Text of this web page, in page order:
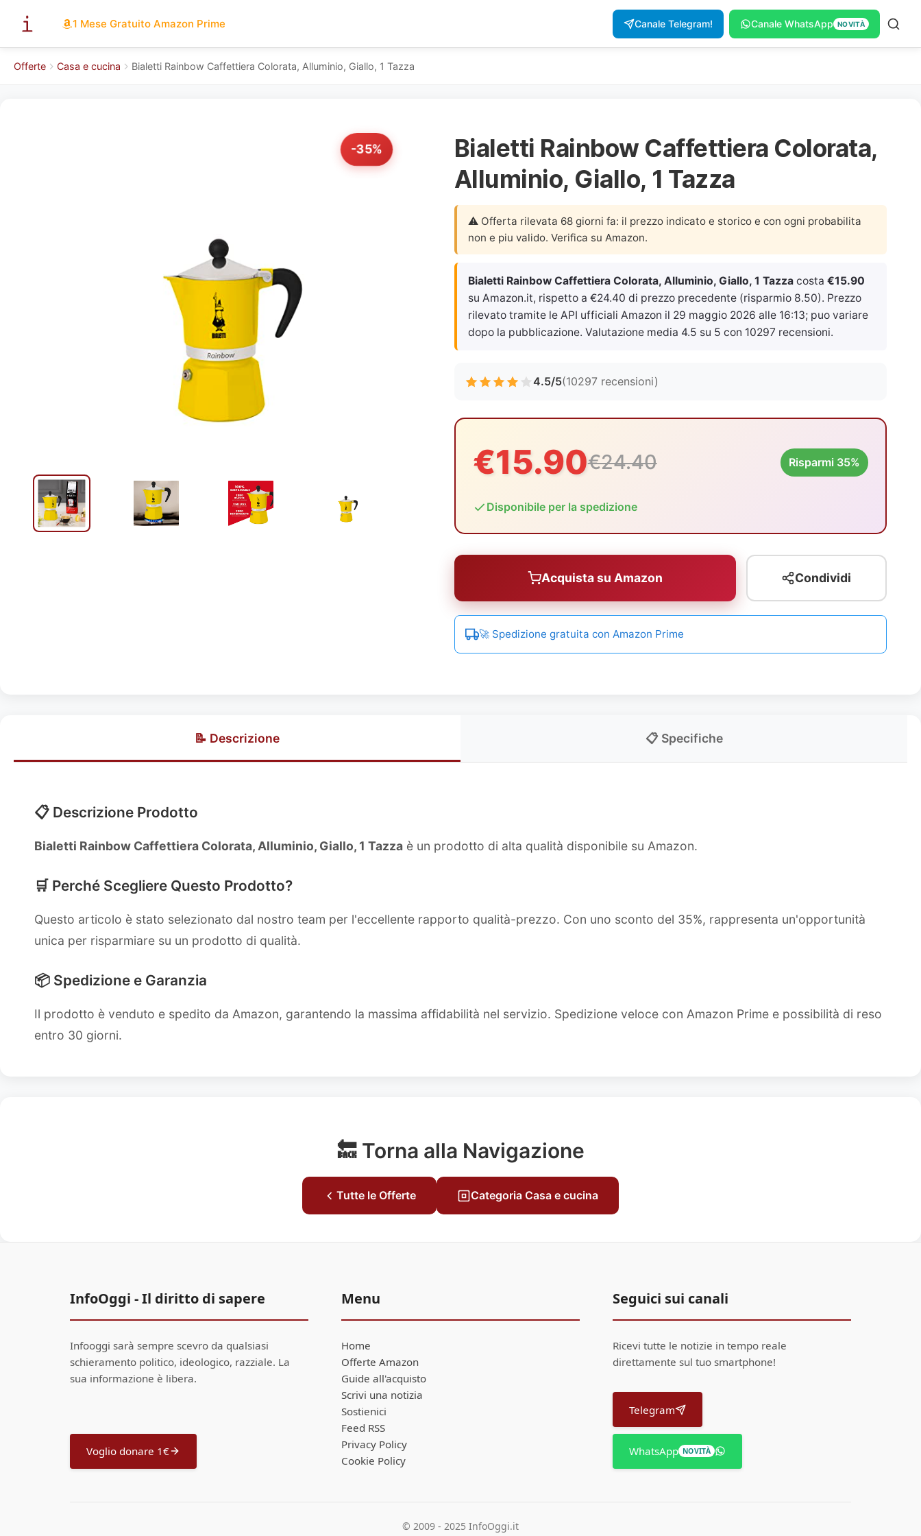
1 Mese Gratuito Amazon Prime Canale Telegram! Canale WhatsApp NOVITÀ
Offerte Casa e cucina Bialetti Rainbow Caffettiera Colorata, Alluminio, Giallo, 1 Tazza
-35%
Bialetti Rainbow Caffettiera Colorata,
Alluminio, Giallo, 1 Tazza
⚠️ Offerta rilevata 68 giorni fa: il prezzo indicato e storico e con ogni probabilita
non e piu valido. Verifica su Amazon.
Bialetti Rainbow Caffettiera Colorata, Alluminio, Giallo, 1 Tazzacosta €15.90
su Amazon.it, rispetto a €24.40 di prezzo precedente (risparmio 8.50). Prezzo
rilevato tramite le API ufficiali Amazon il 29 maggio 2026 alle 16:13; puo variare
dopo la pubblicazione. Valutazione media 4.5 su 5 con 10297 recensioni.
4.5/5(10297 recensioni)
€15.90€24.40 Risparmi 35%
Disponibile per la spedizione
Acquista su Amazon Condividi
🚀 Spedizione gratuita con Amazon Prime
📝 Descrizione 📋 Specifiche
📋 Descrizione Prodotto
Bialetti Rainbow Caffettiera Colorata, Alluminio, Giallo, 1 Tazza è un prodotto di alta qualità disponibile su Amazon.
🛒 Perché Scegliere Questo Prodotto?
Questo articolo è stato selezionato dal nostro team per l'eccellente rapporto qualità-prezzo. Con uno sconto del 35%, rappresenta un'opportunità
unica per risparmiare su un prodotto di qualità.
📦 Spedizione e Garanzia
Il prodotto è venduto e spedito da Amazon, garantendo la massima affidabilità nel servizio. Spedizione veloce con Amazon Prime e possibilità di reso
entro 30 giorni.
🔙 Torna alla Navigazione
Tutte le Offerte Categoria Casa e cucina
InfoOggi - Il diritto di sapere
Infooggi sarà sempre scevro da qualsiasi
schieramento politico, ideologico, razziale. La
sua informazione è libera.
Voglio donare 1€
Menu
Home
Offerte Amazon
Guide all'acquisto
Scrivi una notizia
Sostienici
Feed RSS
Privacy Policy
Cookie Policy
Seguici sui canali
Ricevi tutte le notizie in tempo reale
direttamente sul tuo smartphone!
Telegram
WhatsApp NOVITÀ
© 2009 - 2025 InfoOggi.it